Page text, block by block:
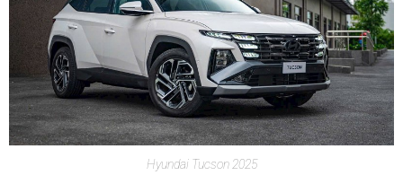
Hyundai Tucson 2025